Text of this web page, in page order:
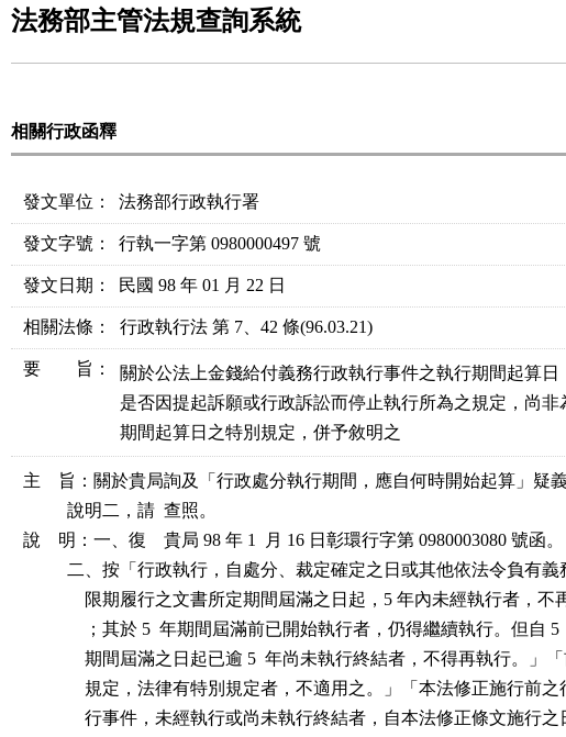
法務部主管法規查詢系統
相關行政函釋
發文單位： 法務部行政執行署
發文字號： 行執一字第 0980000497 號
發文日期： 民國 98 年 01 月 22 日
相關法條 ： 行政執行法 第 7、42 條(96.03.21)
要 旨：
關於公法上金錢給付義務行政執行事件之執行期間起算日
是否因提起訴願或行政訴訟而停止執行所為之規定，尚非
期間起算日之特別規定，併予敘明之
主    旨：關於貴局詢及「行政處分執行期間，應自何時開始起算」疑
          說明二，請  查照。
說    明：一、復　貴局 98 年 1  月 16 日彰環行字第 0980003080 號函。
二、按「行政執行，自處分、裁定確定之日或其他依法令負有
限期履行之文書所定期間屆滿之日起，5 年內未經執行者，不
；其於 5  年期間屆滿前已開始執行者，仍得繼續執行。但自 5
期間屆滿之日起已逾 5  年尚未執行終結者，不得再執行。」
規定，法律有特別規定者，不適用之。」「本法修正施行前
行事件，未經執行或尚未執行終結者，自本法修正條文施行之